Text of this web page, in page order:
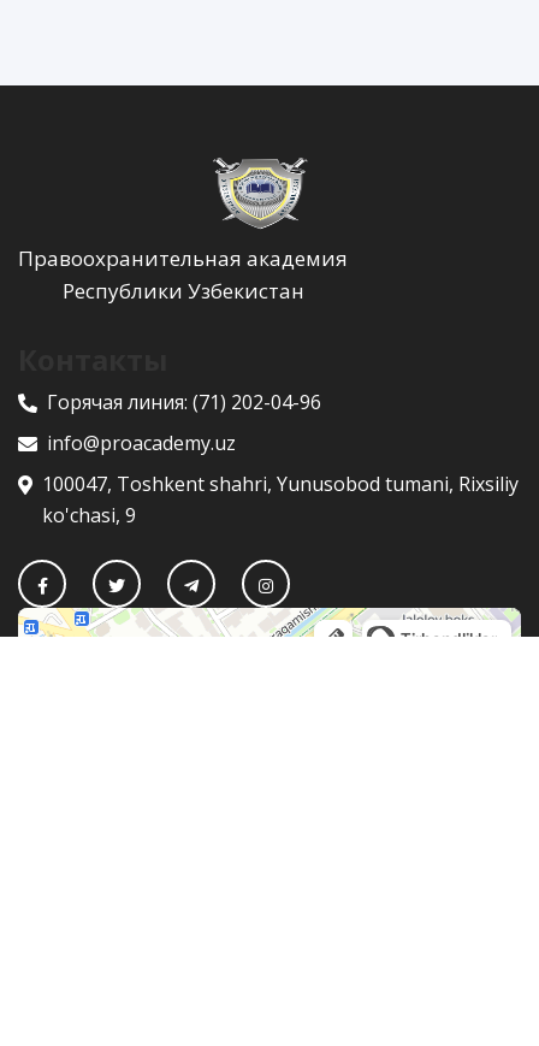
Правоохранительная академия
Республики Узбекистан
Горячая линия: (71) 202-04-96
info@proacademy.uz
100047, Toshkent shahri, Yunusobod tumani, Rixsiliy
ko'chasi, 9